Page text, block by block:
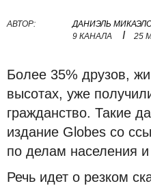
АВТОР: ДАНИЭЛЬ
9 КАНАЛА
I 25
Более 35% друзов,
высотах, уже
гражданство. Такие
издание Globes со
по делам населения
Речь идет о резком